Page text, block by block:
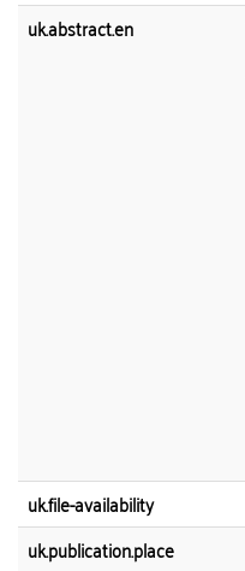
uk.abstract.en
uk.file-availability
uk.publication.place